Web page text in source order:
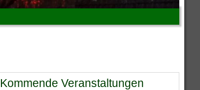
Kommende Veranstaltungen